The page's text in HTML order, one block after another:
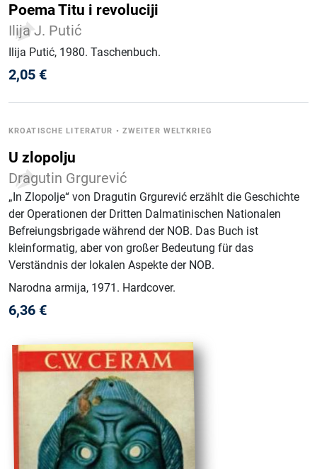
Poema Titu i revoluciji
Ilija J. Putić
Ilija Putić, 1980. Taschenbuch.
2,05 €
KROATISCHE LITERATUR • ZWEITER WELTKRIEG
U zlopolju
Dragutin Grgurević
„In Zlopolje“ von Dragutin Grgurević erzählt die Geschichte
der Operationen der Dritten Dalmatinischen Nationalen
Befreiungsbrigade während der NOB. Das Buch ist
kleinformatig, aber von großer Bedeutung für das
Verständnis der lokalen Aspekte der NOB.
Narodna armija, 1971 . Hardcover.
6,36 €